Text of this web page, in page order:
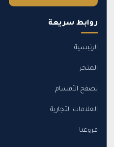
روابط سريعة
الرئيسية
المتجر
تصفح الأقسام
العلامات التجارية
فروعنا